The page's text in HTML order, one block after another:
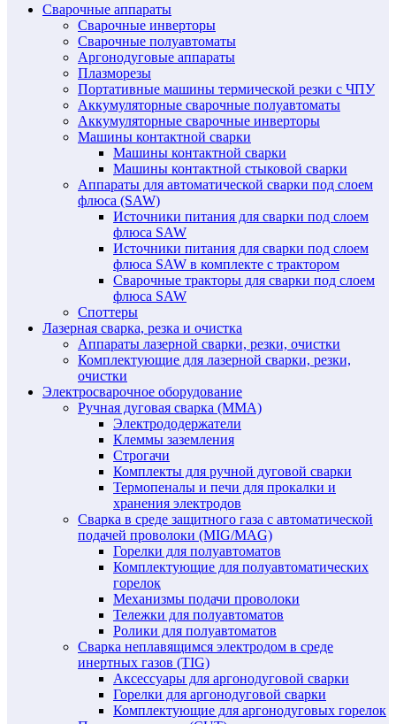
Сварочные аппараты
Сварочные инверторы
Сварочные полуавтоматы
Аргонодуговые аппараты
Плазморезы
Портативные машины термической резки с ЧПУ
Аккумуляторные сварочные полуавтоматы
Аккумуляторные сварочные инверторы
Машины контактной сварки
Машины контактной сварки
Машины контактной стыковой сварки
Аппараты для автоматической сварки под слоем
флюса (SAW)
Источники питания для сварки под слоем
флюса SAW
Источники питания для сварки под слоем
флюса SAW в комплекте с трактором
Сварочные тракторы для сварки под слоем
флюса SAW
Споттеры
Лазерная сварка, резка и очистка
Аппараты лазерной сварки, резки, очистки
Комплектующие для лазерной сварки, резки,
очистки
Электросварочное оборудование
Ручная дуговая сварка (MMA)
Электрододержатели
Клеммы заземления
Строгачи
Комплекты для ручной дуговой сварки
Термопеналы и печи для прокалки и
хранения электродов
Сварка в среде защитного газа с автоматической
подачей проволоки (MIG/MAG)
Горелки для полуавтоматов
Комплектующие для полуавтоматических
горелок
Механизмы подачи проволоки
Тележки для полуавтоматов
Ролики для полуавтоматов
Сварка неплавящимся электродом в среде
инертных газов (TIG)
Аксессуары для аргонодуговой сварки
Горелки для аргонодуговой сварки
Комплектующие для аргонодуговых горелок